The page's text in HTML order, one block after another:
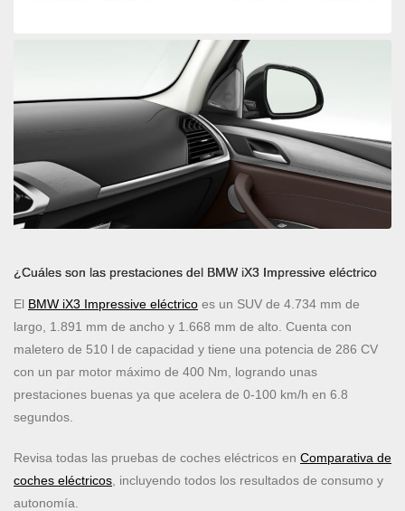
¿Cuáles son las prestaciones del BMW iX3 Impressive eléctrico
El BMW iX3 Impressive eléctrico es un SUV de 4.734 mm de
largo, 1.891 mm de ancho y 1.668 mm de alto. Cuenta con
maletero de 510 l de capacidad y tiene una potencia de 286 CV
con un par motor máximo de 400 Nm, logrando unas
prestaciones buenas ya que acelera de 0-100 km/h en 6.8
segundos.
Revisa todas las pruebas de coches eléctricos en Comparativa de
coches eléctricos , incluyendo todos los resultados de consumo y
autonomía.